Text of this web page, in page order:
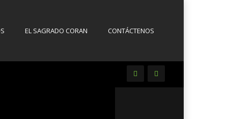
EL SAGRADO CORAN CONTÁCTENOS